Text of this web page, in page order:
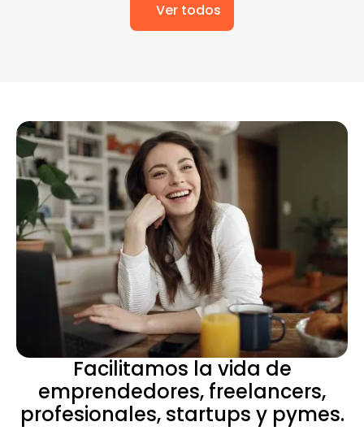
Ver todos
Facilitamos la vida de
emprendedores, freelancers,
profesionales, startups y pymes.